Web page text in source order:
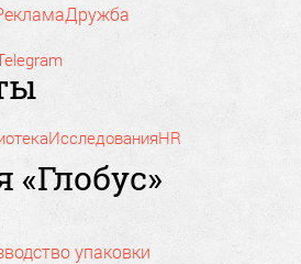
Дружба
ИсследованияHR
упаковки